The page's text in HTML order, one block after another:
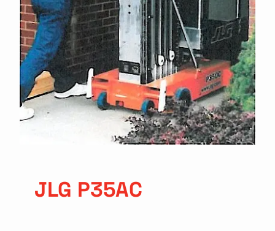
JLG P35AC